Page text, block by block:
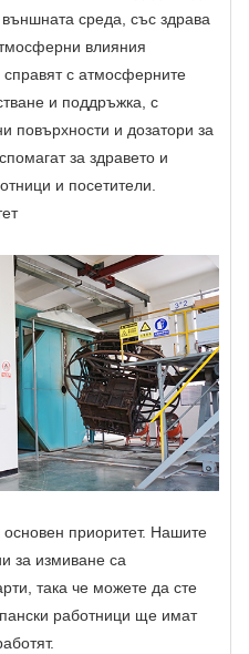
среда, със здрава
влияния
с атмосферните
и поддръжка, с
повърхности и дозатори за
за здравето и
и посетители.
приоритет. Нашите
за измиване са
така че можете да сте
работници ще имат